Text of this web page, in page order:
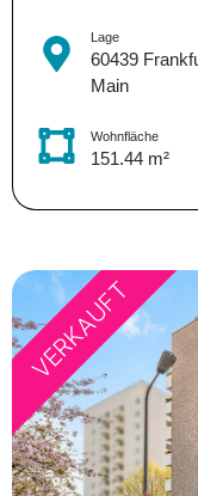
Lage
60439
Main
Wohnfläche
151.44 m²
VERKAUFT